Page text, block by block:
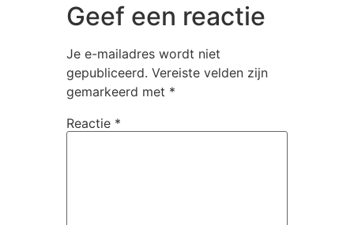
Geef een reactie
Je e-mailadres wordt niet
gepubliceerd. Vereiste velden zijn
gemarkeerd met *
Reactie *